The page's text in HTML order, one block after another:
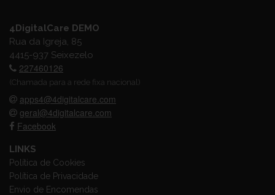
4DigitalCare DEMO
Rua da Igreja, 85
4415-937 Seixezelo
227460126
(Chamada para a rede fixa nacional)
apps4@4digitalcare.com
geral@4digitalcare.com
Facebook
LINKS
Política de Cookies
Política de Privacidade
Envio de Encomendas